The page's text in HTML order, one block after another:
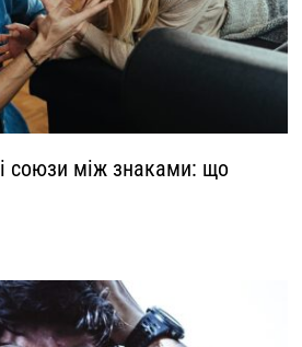
союзи між знаками: що